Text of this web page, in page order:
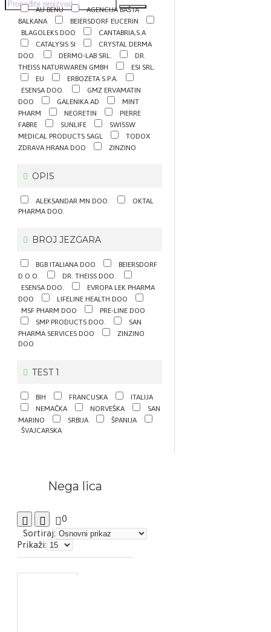
AU BENU
AGENCIJA BAŠTA
BALKANA
BEIERSDORF EUCERIN
BLAGOLEKS DOO
CANTABRIA,S.A
CATALYSIS SI
CRYSTAL DERMA
DOO.
DERMO-LAB SRL.
DR.
THEISS NATURWAREN GMBH
ESI SRL.
EU
ERBOZETA S.P.A.
ESENSA DOO.
GMZ ERVAMATIN
DOO
GALENIKA AD
MINT
PHARM
NEORETIN
PIERRE
FABRE
SUNLIFE
SWISSW
MEDICAL PRODUCTS SAGL
TODOX
ZDRAVA HRANA DOO
ZINZINO
OPIS
ALEKSANDAR MN DOO.
OKTAL
PHARMA DOO.
BROJ JEZGARA
BGB ITALIANA DOO
BEIERSDORF
D.O.O.
DR. THEISS DOO.
ESENSA DOO.
EVROPA LEK PHARMA
DOO
LIFELINE HEALTH DOO
MSF PHARM DOO
PRE-LINE DOO
SMP PRODUCTS DOO.
SAN
PHARMA SERVICES DOO
ZINZINO
DOO
TEST 1
BIH FRANCUSKA
ITALIJA
NEMAČKA
NORVEŠKA
SAN
MARINO
SRBIJA
ŠPANIJA
ŠVAJCARSKA
Nega lica
0
Sortiraj:
Prikaži: